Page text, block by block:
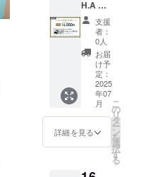
情報は
こちら
をご覧
くださ
い。
https://
cocohaj
p.com/li
考】 ・
製作券
の利用
方法に
ついて
は、サ
ンクス
メール
にて詳
細をお
送りし
ます。
のみ・
有効期
間1年
※補聴
器カ
バーは
店舗に
てデザ
イン決
定 ・サ
ンクス
メール
H.A 製
作券
新潟上
NailAtel
ier U *
【リ
ターン
詳細】
COCO
H.A 製
作券
片耳/ワ
ラー/
支援
者：
0人
お届
け予
定：
2025
年07
月
詳細を見る
こ
の
リ
タ
ー
ン
を
選
択
す
る